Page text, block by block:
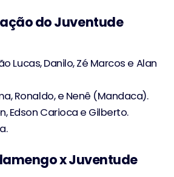
do Juventude
Lucas, Danilo, Zé Marcos e Alan
Ronaldo, e Nenê (Mandaca).
Edson Carioca e Gilberto.
x Juventude